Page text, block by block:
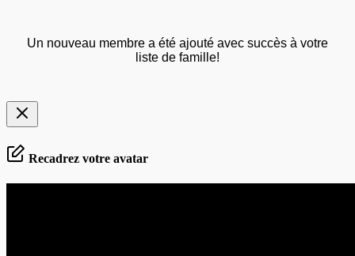
Un nouveau membre a été ajouté avec succès à votre
liste de famille!
Recadrez votre avatar